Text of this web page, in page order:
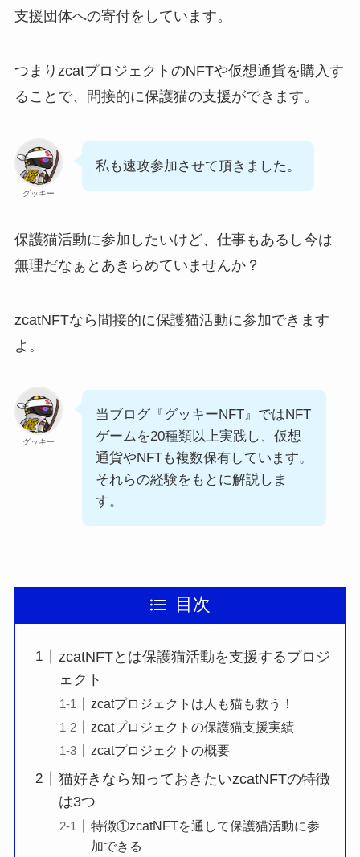
支援団体への寄付をしています。
つまりzcatプロジェクトのNFTや仮想通貨を購入す
ることで、間接的に保護猫の支援ができます。
グッキー
私も速攻参加させて頂きました。
保護猫活動に参加したいけど、仕事もあるし今は
無理だなぁとあきらめていませんか？
zcatNFTなら間接的に保護猫活動に参加できます
よ。
グッキー
当ブログ『グッキーNFT』ではNFT
ゲームを20種類以上実践し、仮想
通貨やNFTも複数保有しています。
それらの経験をもとに解説しま
す。
目次
zcatNFTとは保護猫活動を支援するプロジ
ェクト
zcatプロジェクトは人も猫も救う！
zcatプロジェクトの保護猫支援実績
zcatプロジェクトの概要
猫好きなら知っておきたいzcatNFTの特徴
は3つ
特徴①zcatNFTを通して保護猫活動に参
加できる